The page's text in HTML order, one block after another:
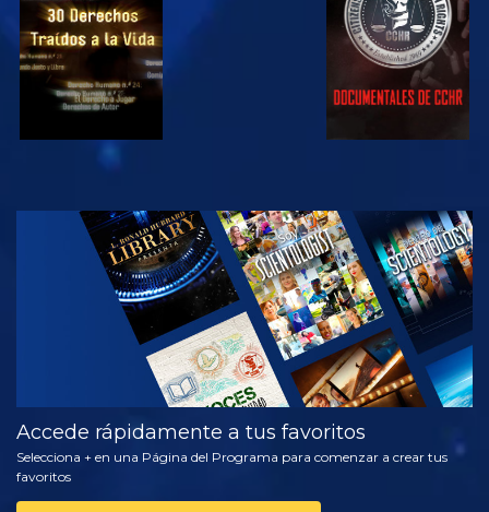
VE
EXPLORA LAS
SERIES
Accede rápidamente a tus favoritos
Selecciona + en una Página del Programa para comenzar a crear tus
favoritos